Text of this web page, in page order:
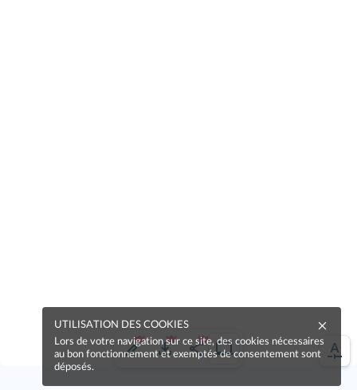
UTILISATION DES COOKIES
Lors de votre navigation sur ce site, des cookies nécessaires
au bon fonctionnement et exemptés de consentement sont
déposés.